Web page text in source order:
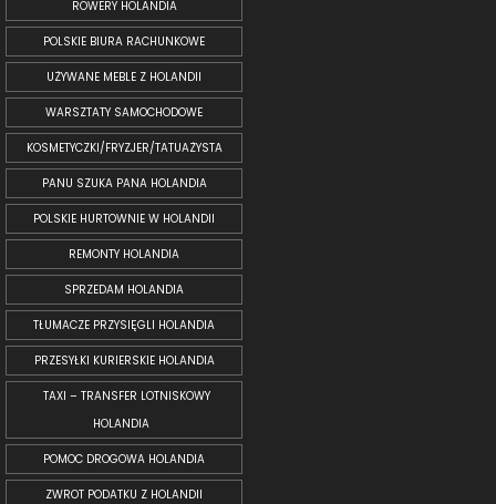
ROWERY HOLANDIA
POLSKIE BIURA RACHUNKOWE
UŻYWANE MEBLE Z HOLANDII
WARSZTATY SAMOCHODOWE
KOSMETYCZKI/FRYZJER/TATUAŻYSTA
PANU SZUKA PANA HOLANDIA
POLSKIE HURTOWNIE W HOLANDII
REMONTY HOLANDIA
SPRZEDAM HOLANDIA
TŁUMACZE PRZYSIĘGLI HOLANDIA
PRZESYŁKI KURIERSKIE HOLANDIA
TAXI – TRANSFER LOTNISKOWY
HOLANDIA
POMOC DROGOWA HOLANDIA
ZWROT PODATKU Z HOLANDII